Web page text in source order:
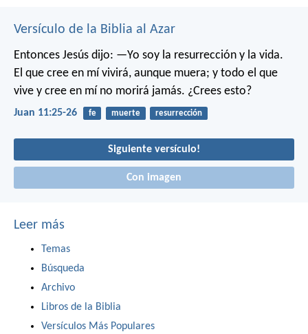
Versículo de la Biblia al Azar
Entonces Jesús dijo: —Yo soy la resurrección y la vida.
El que cree en mí vivirá, aunque muera; y todo el que
vive y cree en mí no morirá jamás. ¿Crees esto?
Juan 11:25-26 fe muerte resurrección
Siguiente versículo!
Con imagen
Leer más
Temas
Búsqueda
Archivo
Libros de la Biblia
Versículos Más Populares